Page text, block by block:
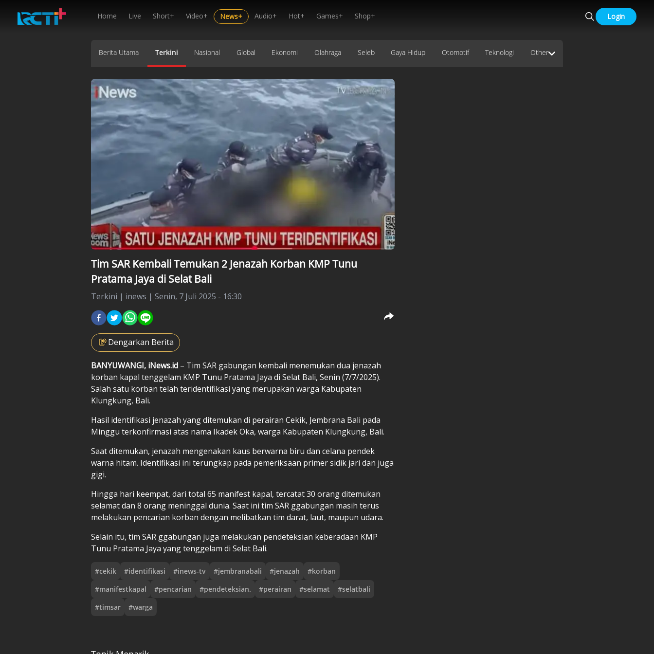
Home Live Short+ Video+ News+ Audio+ Hot+ Games+ Shop+ Login
Berita Utama Terkini Nasional Global Ekonomi Olahraga Seleb Gaya Hidup Otomotif Teknologi Other
Tim SAR Kembali Temukan 2 Jenazah Korban KMP Tunu
Pratama Jaya di Selat Bali
Terkini | inews | Senin, 7 Juli 2025 - 16:30
Dengarkan Berita
BANYUWANGI, iNews.id – Tim SAR gabungan kembali menemukan dua jenazah
korban kapal tenggelam KMP Tunu Pratama Jaya di Selat Bali, Senin (7/7/2025).
Salah satu korban telah teridentifikasi yang merupakan warga Kabupaten
Klungkung, Bali.
Hasil identifikasi jenazah yang ditemukan di perairan Cekik, Jembrana Bali pada
Minggu terkonfirmasi atas nama Ikadek Oka, warga Kabupaten Klungkung, Bali.
Saat ditemukan, jenazah mengenakan kaus berwarna biru dan celana pendek
warna hitam. Identifikasi ini terungkap pada pemeriksaan primer sidik jari dan juga
gigi.
Hingga hari keempat, dari total 65 manifest kapal, tercatat 30 orang ditemukan
selamat dan 8 orang meninggal dunia. Saat ini tim SAR ggabungan masih terus
melakukan pencarian korban dengan melibatkan tim darat, laut, maupun udara.
Selain itu, tim SAR ggabungan juga melakukan pendeteksian keberadaan KMP
Tunu Pratama Jaya yang tenggelam di Selat Bali.
#cekik #identifikasi #inews-tv #jembranabali #jenazah #korban
#manifestkapal #pencarian #pendeteksian. #perairan #selamat #selatbali
#timsar #warga